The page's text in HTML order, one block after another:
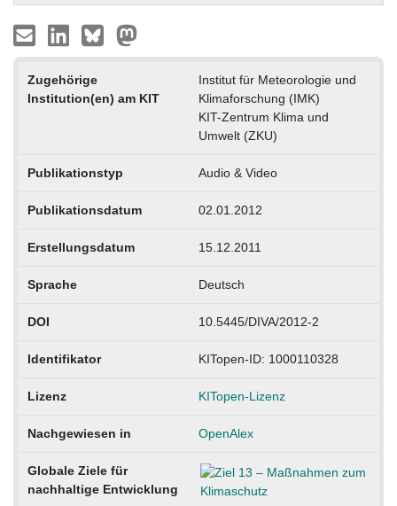
Zugehörige
Institution(en) am KIT
Institut für Meteorologie und
Klimaforschung (IMK)
KIT-Zentrum Klima und
Umwelt (ZKU)
Publikationstyp Audio & Video
Publikationsdatum 02.01.2012
Erstellungsdatum 15.12.2011
Sprache Deutsch
DOI 10.5445/DIVA/2012-2
Identifikator KITopen-ID: 1000110328
Lizenz KITopen-Lizenz
Nachgewiesen in OpenAlex
Globale Ziele für
nachhaltige Entwicklung